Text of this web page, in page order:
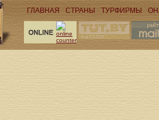
ГЛАВНАЯ СТРАНЫ ТУРФИРМЫ